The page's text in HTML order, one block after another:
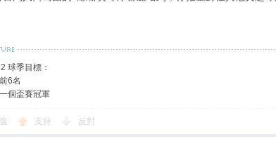
球季目標：
6名
個盃賽冠軍
支持 反對